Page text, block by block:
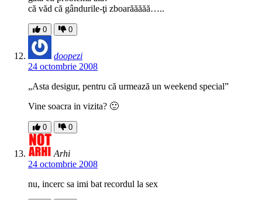
că văd că gândurile-ţi zboarăăăăă…..
0 0
doopezi
24 octombrie 2008
„Asta desigur, pentru că urmează un weekend special”
Vine soacra in vizita? 🙂
0 0
Arhi
24 octombrie 2008
nu, incerc sa imi bat recordul la sex